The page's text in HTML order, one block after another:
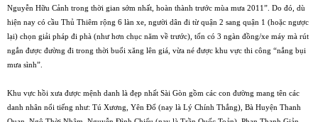
Nguyễn Hữu Cảnh trong thời gian sớm nhất, hoàn thành trước mùa mưa 2011”. Do đó, dù
hiện nay có cầu Thủ Thiêm rộng 6 làn xe, người dân đi từ quận 2 sang quận 1 (hoặc ngược
lại) chọn giải pháp đi phà (như hơn chục năm về trước), tốn có 3 ngàn đồng/xe máy mà rút
ngắn được đường đi trong thời buổi xăng lên giá, vừa né được khu vực thi công “nắng bụi
mưa sình”.
Khu vực hồi xưa được mệnh danh là đẹp nhất Sài Gòn gồm các con đường mang tên các
danh nhân nổi tiếng như: Tú Xương, Yên Ðổ (nay là Lý Chính Thắng), Bà Huyện Thanh